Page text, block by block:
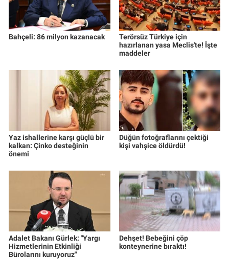
Bahçeli: 86 milyon kazanacak
Terörsüz Türkiye için
hazırlanan yasa Meclis'te! İşte
maddeler
Yaz ishallerine karşı güçlü bir
kalkan: Çinko desteğinin
önemi
Düğün fotoğraflarını çektiği
kişi vahşice öldürdü!
Adalet Bakanı Gürlek: "Yargı
Hizmetlerinin Etkinliği
Bürolarını kuruyoruz"
Dehşet! Bebeğini çöp
konteynerine bıraktı!